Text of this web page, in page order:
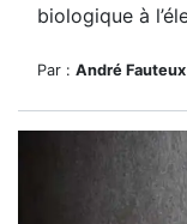
biologique à
Par : André Fauteux